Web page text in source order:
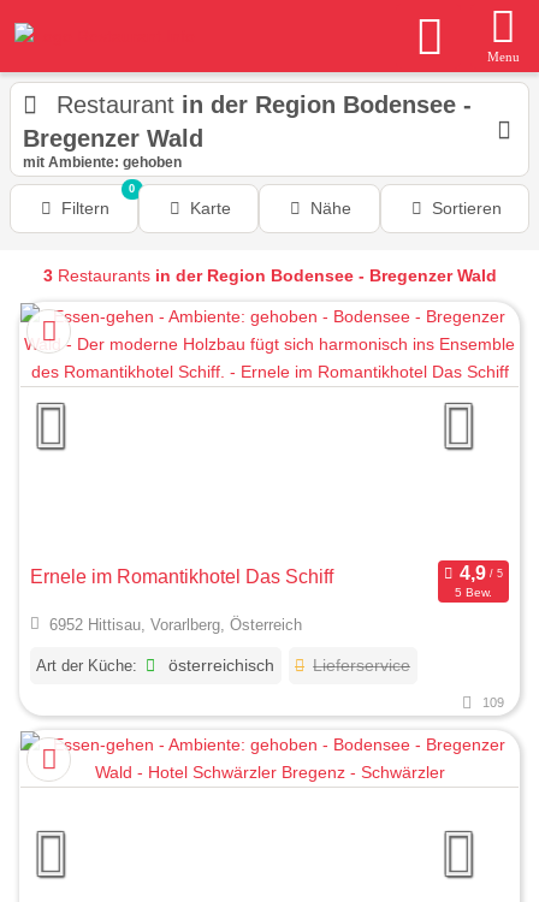
Menu
Restaurant in der Region Bodensee -
Bregenzer Wald
mit Ambiente: gehoben
Filtern
0
Karte Nähe Sortieren
3Restaurants in der Region Bodensee - Bregenzer Wald
Ernele im Romantikhotel Das Schiff
5 Bew.
6952 Hittisau, Vorarlberg, Österreich
Art der Küche: österreichisch Lieferservice
109